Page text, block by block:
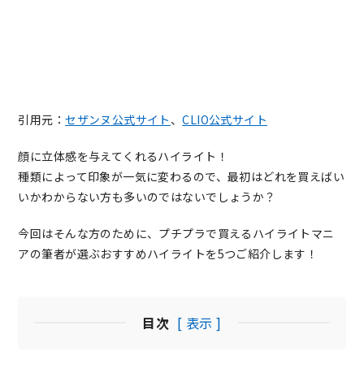
引用元：セザンヌ公式サイト 、CLIO公式サイト
顔に立体感を与えてくれるハイライト！
種類によって印象が一気に変わるので、最初はどれを買えばい
いかわからない方も多いのではないでしょうか？
今回はそんな方のために、プチプラで買えるハイライトマニ
アの筆者が選ぶおすすめハイライトを5つご紹介します！
目次 [ 表示 ]